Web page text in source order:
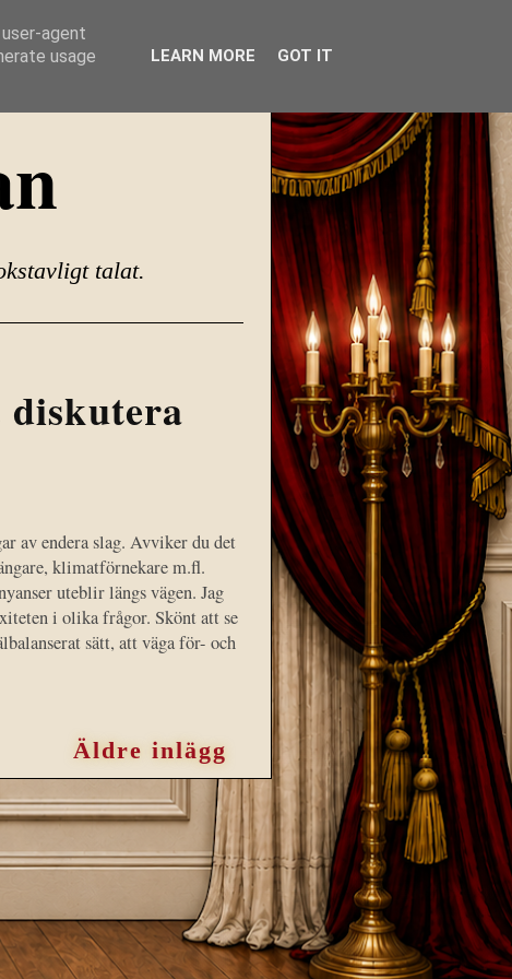
talat.
av endera slag. Avviker du det
klimatförnekare m.fl.
uteblir längs vägen. Jag
i olika frågor. Skönt att se
sätt, att väga för- och
Äldre inlägg
agent
usage
LEARN MORE GOT IT